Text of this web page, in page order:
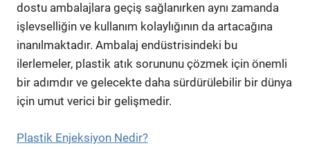
dostu ambalajlara geçiş sağlanırken aynı zamanda
işlevselliğin ve kullanım kolaylığının da artacağına
inanılmaktadır. Ambalaj endüstrisindeki bu
ilerlemeler, plastik atık sorununu çözmek için önemli
bir adımdır ve gelecekte daha sürdürülebilir bir dünya
için umut verici bir gelişmedir.
Plastik Enjeksiyon Nedir?